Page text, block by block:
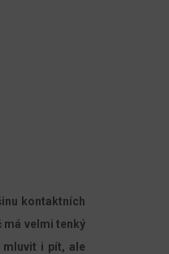
kontaktních
má velmi tenký
mluvit i pít, ale